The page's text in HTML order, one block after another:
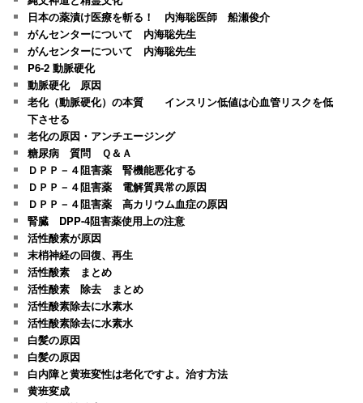
日本の薬漬け医療を斬る！ 内海聡医師 船瀬俊介
がんセンターについて 内海聡先生
がんセンターについて 内海聡先生
P6-2 動脈硬化
動脈硬化 原因
老化（動脈硬化）の本質 インスリン低値は心血管リスクを低
下させる
老化の原因・アンチエージング
糖尿病 質問 Ｑ＆Ａ
ＤＰＰ－４阻害薬 腎機能悪化する
ＤＰＰ－４阻害薬 電解質異常の原因
ＤＰＰ－４阻害薬 高カリウム血症の原因
腎臓 DPP-4阻害薬使用上の注意
活性酸素が原因
末梢神経の回復、再生
活性酸素 まとめ
活性酸素 除去 まとめ
活性酸素除去に水素水
活性酸素除去に水素水
白髪の原因
白髪の原因
白内障と黄班変性は老化ですよ。治す方法
黄班変成